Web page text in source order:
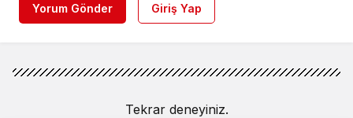
Yorum Gönder Giriş Yap
Tekrar deneyiniz.